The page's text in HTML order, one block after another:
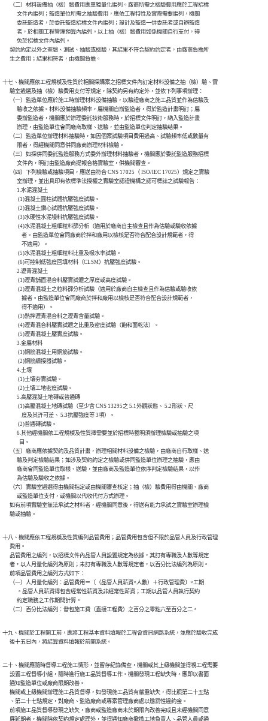
      （二）材料設備抽（檢）驗費用應單獨量化編列。廠商所需之檢驗費用應於工程招標
            文件內編列；監造單位所需之抽驗費用，應依工程特性及實際需要編列，機關
            委託監造者，於委託監造招標文件內編列；設計及監造一併委託者或自辦監造
            者，於相關工程管理預算內編列。以上抽（檢）驗費用如係機關自行支付，得
            免於招標文件內編列。
      契約約定以外之查驗、測試、抽驗或檢驗，其結果不符合契約約定者，由廠商負擔所
      生之費用；結果相符者，由機關負擔。
十七、機關應依工程規模及性質於相關採購案之招標文件內訂定材料設備之抽（檢）驗、實
      驗室遴選及抽（檢）驗費用支付等規定，除契約另有約定外，並依下列事項辦理：
      （一）監造單位應於施工時辦理材料設備抽驗，以驗證廠商之施工品質並作為估驗及
            驗收之依據。材料設備抽驗頻率，屬機關自辦監造者，得於監造計畫明訂；屬
            委辦監造者，機關應於辦理委託技術服務時，於招標文件明訂，納入監造計畫
            辦理，由監造單位會同廠商取樣、送驗，並由監造單位判定抽驗結果。
      （二）監造單位辦理材料抽驗時，如因個案試驗項目費用過高、試驗頻率低或數量有
            限者，得經機關同意併同廠商辦理材料檢驗。
      （三）如採併同委託監造服務方式委外辦理材料抽驗者，機關應於委託監造服務招標
            文件內，明訂由監造廠商提報合格實驗室，供機關審查。
      （四）下列檢驗或抽驗項目，應送由符合 CNS 17025（ ISO/IEC 17025）規定之實驗
            室辦理，並出具印有依標準法授權之實驗室認證機構之認可標誌之試驗報告：
            1.水泥混凝土
             (1)混凝土圓柱試體抗壓強度試驗。
             (2)混凝土鑽心試體抗壓強度試驗。
             (3)水硬性水泥墁料抗壓強度試驗。
             (4)水泥混凝土粗細粒料篩分析（適用於廠商自主檢查且作為估驗或驗收依據
                者。由監造單位會同廠商於拌和廠用以檢核是否符合配合設計規範者，得
                不適用）。
             (5)水泥混凝土粗細粒料比重及吸水率試驗。
             (6)可控制低強度回填材料（CLSM）抗壓強度試驗。
            2.瀝青混凝土
             (1)瀝青舖面混合料壓實試體之厚度或高度試驗。
             (2)瀝青混凝土之粒料篩分析試驗（適用於廠商自主檢查且作為估驗或驗收依
                據者。由監造單位會同廠商於拌和廠用以檢核是否符合配合設計規範者，
                得不適用）。
             (3)熱拌瀝青混合料之瀝青含量試驗。
             (4)瀝青混合料壓實試體之比重及密度試驗（飽和面乾法）。
             (5)瀝青混凝土壓實度試驗。
            3.金屬材料
             (1)鋼筋混凝土用鋼筋試驗。
             (2)鋼筋續接器試驗。
            4.土壤
             (1)土壤夯實試驗。
             (2)土壤工地密度試驗。
            5.高壓混凝土地磚或普通磚
             (1)高壓混凝土地磚試驗（至少含 CNS 13295之 5.1外觀狀態、 5.2形狀、尺
                度及其許可差、 5.3抗壓強度等 3項）。
             (2)普通磚試驗。
            6.其他經機關依工程規模及性質擇需要並於招標時載明須辦理檢驗或抽驗之項
              目。
      （五）廠商應依據契約及品質計畫，辦理相關材料設備之檢驗，由廠商自行取樣、送
            驗及判定檢驗結果；如涉及契約約定之檢驗或併同監造單位辦理之抽驗，應由
            廠商會同監造單位取樣、送驗，並由廠商及監造單位依序判定檢驗結果，以作
            為估驗及驗收之依據。
      （六）實驗室遴選得由機關指定或由機關審查核定；抽（檢）驗費用得由機關、廠商
            或監造單位支付，或機關以代收代付方式辦理。
      如有前項實驗室無法承試之材料者，經機關同意後，得送有能力承試之實驗室辦理檢
      驗或抽驗。
十八、機關應依工程規模及性質編列品管費用；品管費用包含但不限於品管人員及行政管理
      費用。
      品管費用之編列，以招標文件內品管人員設置規定為依據，其訂有專職及人數等規定
      者，以人月量化編列為原則；未訂有專職及人數等規定者，以百分比法編列為原則。
      前項品管費用之編列方式如下：
      （一）人月量化編列：品管費用＝〔（品管人員薪資×人數）＋行政管理費〕×工期
            。品管人員薪資得包含經常性薪資及非經常性薪資；工期以品管人員執行契約
            約定職務之工作期間計算。
      （二）百分比法編列：發包施工費（直接工程費）之百分之零點六至百分之二。
十九、機關於工程開工前，應將工程基本資料填報於工程會資訊網路系統，並應於驗收完成
      後十五日內，將結算資料填報於前開系統。
二十、機關應隨時督導工程施工情形，並留存紀錄備查，機關或其上級機關並得視工程需要
      設置工程督導小組，隨時進行施工品質督導工作。機關發現工程缺失時，應即以書面
      通知監造單位或廠商限期改善。
      機關或上級機關辦理施工品質督導，如發現施工品質有嚴重缺失，得比照第二十五點
      、第二十七點規定，對廠商、監造廠商或專案管理廠商處以懲罰性違約金。
      前項施工品質督導發現之缺失，廠商或監造廠商未於期限內改善完成且未經機關同意
      展延期者，機關除依契約規定處理外，並得通知廠商撤換工地負責人、品管人員或通